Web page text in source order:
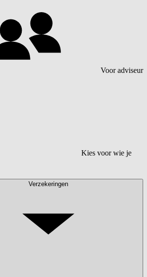
Voor adviseur
Kies voor wie je
Verzekeringen